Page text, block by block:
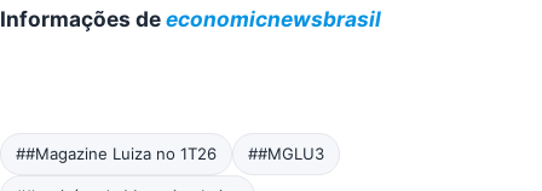
Informações deeconomicnewsbrasil
##Magazine Luiza no 1T26 ##MGLU3